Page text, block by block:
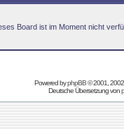
Board ist im Moment nicht
Powered byphpBB© 2001,
Deutsche Übersetzung von